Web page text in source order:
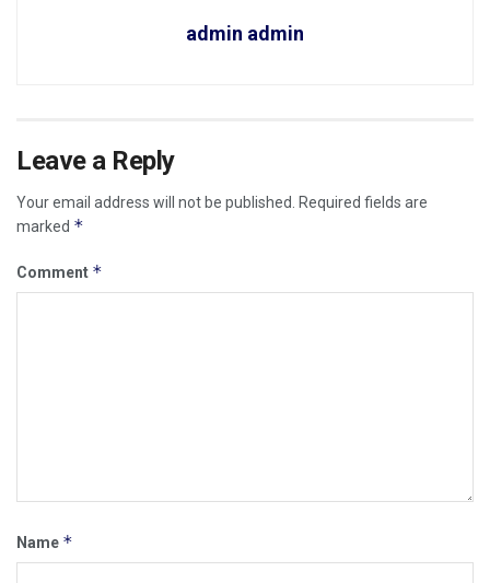
admin admin
Leave a Reply
Your email address will not be published. Required fields are
marked *
Comment *
Name *